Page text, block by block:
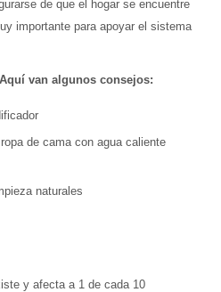
de que el hogar se encuentre
importante para apoyar el sistema
van algunos consejos:
de cama con agua caliente
naturales
y afecta a 1 de cada 10